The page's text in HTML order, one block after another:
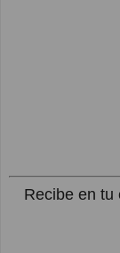
Recibe en tu